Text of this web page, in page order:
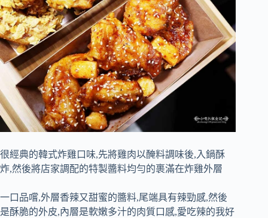
很經典的韓式炸雞口味,先將雞肉以醃料調味後,入鍋酥
炸,然後將店家調配的特製醬料均勻的裹滿在炸雞外層
一口品嚐,外層香辣又甜蜜的醬料,尾端具有辣勁感,然後
是酥脆的外皮,內層是軟嫩多汁的肉質口感,愛吃辣的我好